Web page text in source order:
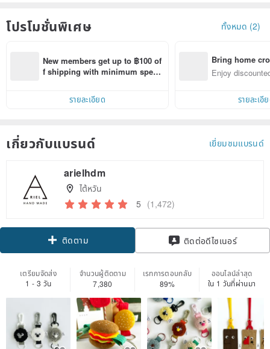
โปรโมชั่นพิเศษ ทั้งหมด (2)
New members get up to ฿100 of
f shipping with minimum spen
within 7 days!
รายละเอียด
Bring home
n with ease
Enjoy
รายละเอี
เกี่ยวกับแบรนด์ เยี่ยมชมแบรนด์
arielhdm
ไต้หวัน
5 (1,472)
ติดตาม ติดต่อดีไซเนอร์
เตรียมจัดส่ง
1 - 3 วัน
จำนวนผู้ติดตาม
7,380
เรทการตอบกลับ
89%
ออนไลน์ล่าสุด
ใน 1 วันที่ผ่านมา